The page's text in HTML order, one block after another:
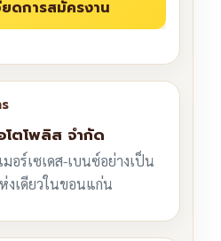
ตโพลิส จำกัด
อร์เซเดส-เบนซ์อย่างเป็น
งเดียวในขอนแก่น